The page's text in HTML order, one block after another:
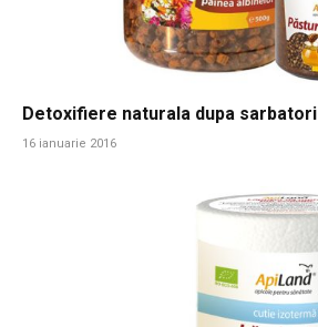
Detoxifiere naturala dupa sarbatori
16 ianuarie 2016